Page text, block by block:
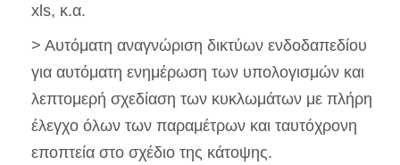
xls, κ.α.
> Αυτόματη αναγνώριση δικτύων ενδοδαπεδίου
για αυτόματη ενημέρωση των υπολογισμών και
λεπτομερή σχεδίαση των κυκλωμάτων με πλήρη
έλεγχο όλων των παραμέτρων και ταυτόχρονη
εποπτεία στο σχέδιο της κάτοψης.